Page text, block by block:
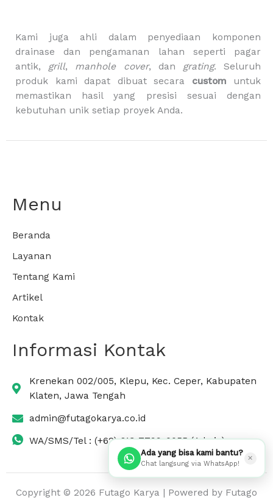
Kami juga ahli dalam penyediaan komponen
drainase dan pengamanan lahan seperti pagar
antik, grill, manhole cover, dan grating. Seluruh
produk kami dapat dibuat secara custom untuk
memastikan hasil yang presisi sesuai dengan
kebutuhan unik setiap proyek Anda.
Menu
Beranda
Layanan
Tentang Kami
Artikel
Kontak
Informasi Kontak
Krenekan 002/005, Klepu, Kec. Ceper, Kabupaten
Klaten, Jawa Tengah
admin@futagokarya.co.id
WA/SMS/Tel : (+62) 813-7799-0055 (Admin)
Copyright © 2026 Futago Karya | Powered by Futago
Ada yang bisa kami bantu?
Chat langsung via WhatsApp!
✕